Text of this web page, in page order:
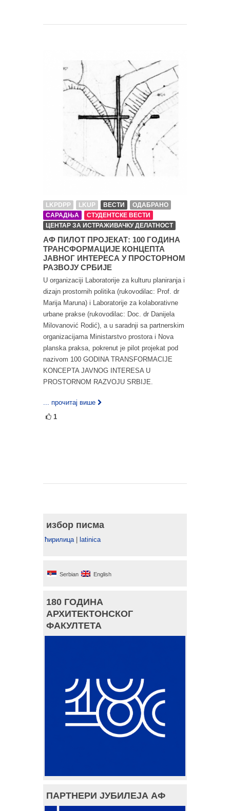
LKPDPP LKUP ВЕСТИ
ОДАБРАНО
САРАДЊА
СТУДЕНТСКЕ ВЕСТИ
ЦЕНТАР ЗА ИСТРАЖИВАЧКУ ДЕЛАТНОСТ
АФ ПИЛОТ ПРОЈЕКАТ: 100 ГОДИНА
ТРАНСФОРМАЦИЈЕ КОНЦЕПТА
ЈАВНОГ ИНТЕРЕСА У ПРОСТОРНОМ
РАЗВОЈУ СРБИЈЕ
U organizaciji Laboratorije za kulturu planiranja i
dizajn prostornih politika (rukovodilac: Prof. dr
Marija Maruna) i Laboratorije za kolaborativne
urbane prakse (rukovodilac: Doc. dr Danijela
Milovanović Rodić), a u saradnji sa partnerskim
organizacijama Ministarstvo prostora i Nova
planska praksa, pokrenut je pilot projekat pod
nazivom 100 GODINA TRANSFORMACIJE
KONCEPTA JAVNOG INTERESA U
PROSTORNOM RAZVOJU SRBIJE.
... прочитај више
1
избор писма
ћирилица| latinica
Serbian English
180 ГОДИНА
АРХИТЕКТОНСКОГ
ФАКУЛТЕТА
ПАРТНЕРИ ЈУБИЛЕЈА АФ